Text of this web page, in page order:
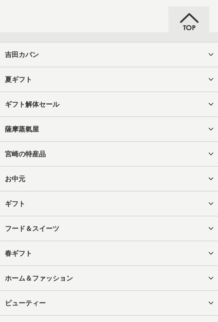
吉田カバン
夏ギフト
ギフト解体セール
薩摩蒸氣屋
宮崎の特産品
お中元
ギフト
フード＆スイーツ
春ギフト
ホーム＆ファッション
ビューティー